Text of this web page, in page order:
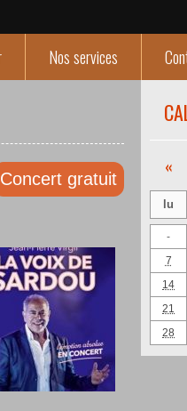
Nos services
Concert gratuit
«
lu
-
7
14
21
28